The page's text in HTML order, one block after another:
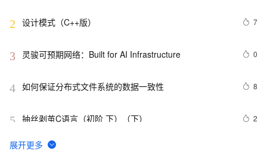
2 设计模式（C++版） 7
3 灵骏可预期网络：Built for AI Infrastructure 0
4 如何保证分布式文件系统的数据一致性 8
5 抽丝剥茧C语言（初阶 下）（下） 2
6 重生之---我测阿里云U1实例(通用算力型)